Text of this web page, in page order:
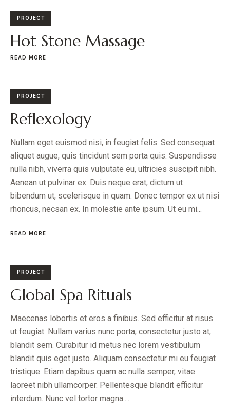
PROJECT
Hot Stone Massage
READ MORE
PROJECT
Reflexology
Nullam eget euismod nisi, in feugiat felis. Sed consequat
aliquet augue, quis tincidunt sem porta quis. Suspendisse
nulla nibh, viverra quis vulputate eu, ultricies suscipit nibh.
Aenean ut pulvinar ex. Duis neque erat, dictum ut
bibendum ut, scelerisque in quam. Donec tempor ex ut nisi
rhoncus, necsan ex. In molestie ante ipsum. Ut eu mi...
READ MORE
PROJECT
Global Spa Rituals
Maecenas lobortis et eros a finibus. Sed efficitur at risus
ut feugiat. Nullam varius nunc porta, consectetur justo at,
blandit sem. Curabitur id metus nec lorem vestibulum
blandit quis eget justo. Aliquam consectetur mi eu feugiat
tristique. Etiam dapibus quam ac nulla semper, vitae
laoreet nibh ullamcorper. Pellentesque blandit efficitur
interdum. Nunc vel tortor magna....